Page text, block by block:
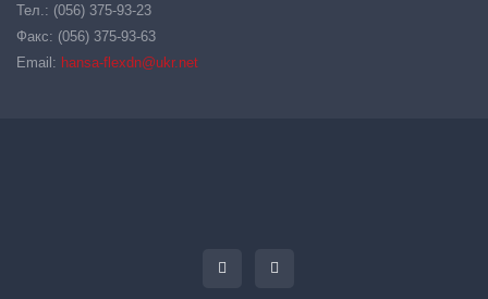
Тел.: (056) 375-93-23
Факс: (056) 375-93-63
Email: hansa-flexdn@ukr.net